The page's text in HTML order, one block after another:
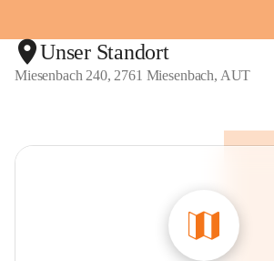
Unser Standort
Miesenbach 240, 2761 Miesenbach, AUT